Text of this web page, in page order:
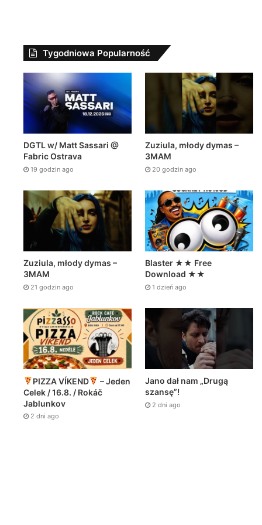
Zuziula, młody dymas – 3MAM
Tygodniowa Popularność
DGTL w/ Matt Sassari @
Fabric Ostrava
19 godzin ago
Zuziula, młody dymas –
3MAM
20 godzin ago
Zuziula, młody dymas –
3MAM
21 godzin ago
Blaster ★★ Free
Download ★★
1 dzień ago
PIZZA VÍKEND
– Jeden
Celek / 16.8. / Rokáč
Jablunkov
2 dni ago
Jano dał nam „Drugą
szansę”!
2 dni ago